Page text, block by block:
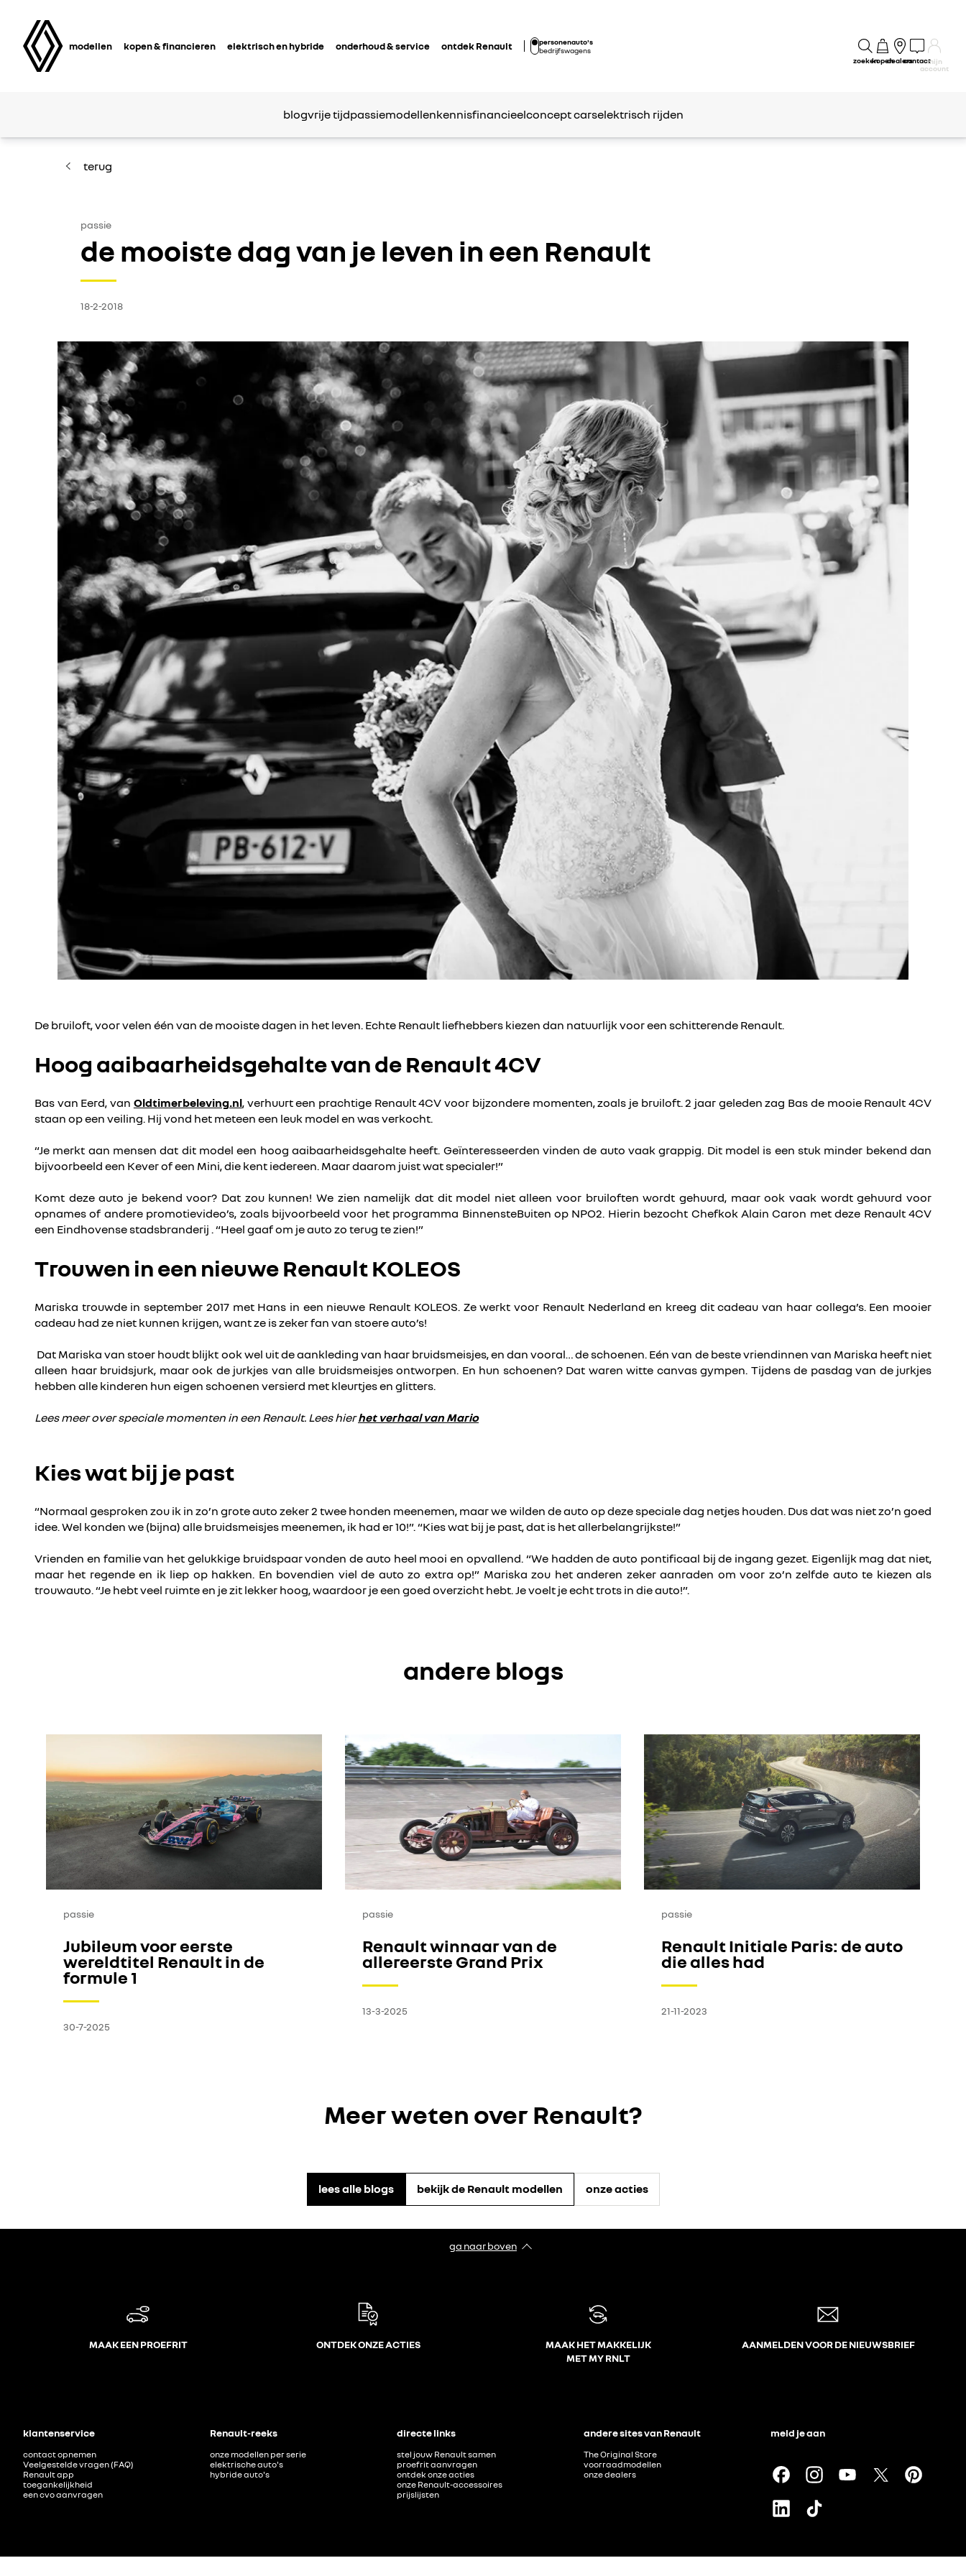
modellen kopen & financieren elektrisch en hybride onderhoud & service ontdek Renault
personenauto's
bedrijfswagens
zoekenkopendealerscontactmijn
account
blogvrije tijdpassiemodellenkennisfinancieelconcept carselektrisch rijden
terug
passie
de mooiste dag van je leven in een Renault
18-2-2018
De bruiloft, voor velen één van de mooiste dagen in het leven. Echte Renault liefhebbers kiezen dan natuurlijk voor een schitterende Renault.
Hoog aaibaarheidsgehalte van de Renault 4CV
Bas van Eerd, van Oldtimerbeleving.nl, verhuurt een prachtige Renault 4CV voor bijzondere momenten, zoals je bruiloft. 2 jaar geleden zag Bas de mooie Renault 4CV
staan op een veiling. Hij vond het meteen een leuk model en was verkocht.
“Je merkt aan mensen dat dit model een hoog aaibaarheidsgehalte heeft. Geïnteresseerden vinden de auto vaak grappig. Dit model is een stuk minder bekend dan
bijvoorbeeld een Kever of een Mini, die kent iedereen. Maar daarom juist wat specialer!”
Komt deze auto je bekend voor? Dat zou kunnen! We zien namelijk dat dit model niet alleen voor bruiloften wordt gehuurd, maar ook vaak wordt gehuurd voor
opnames of andere promotievideo’s, zoals bijvoorbeeld voor het programma BinnensteBuiten op NPO2. Hierin bezocht Chefkok Alain Caron met deze Renault 4CV
een Eindhovense stadsbranderij . “Heel gaaf om je auto zo terug te zien!”
Trouwen in een nieuwe Renault KOLEOS
Mariska trouwde in september 2017 met Hans in een nieuwe Renault KOLEOS. Ze werkt voor Renault Nederland en kreeg dit cadeau van haar collega’s. Een mooier
cadeau had ze niet kunnen krijgen, want ze is zeker fan van stoere auto’s!
Dat Mariska van stoer houdt blijkt ook wel uit de aankleding van haar bruidsmeisjes, en dan vooral… de schoenen. Eén van de beste vriendinnen van Mariska heeft niet
alleen haar bruidsjurk, maar ook de jurkjes van alle bruidsmeisjes ontworpen. En hun schoenen? Dat waren witte canvas gympen. Tijdens de pasdag van de jurkjes
hebben alle kinderen hun eigen schoenen versierd met kleurtjes en glitters.
Lees meer over speciale momenten in een Renault. Lees hierhet verhaal van Mario
Kies wat bij je past
“Normaal gesproken zou ik in zo’n grote auto zeker 2 twee honden meenemen, maar we wilden de auto op deze speciale dag netjes houden. Dus dat was niet zo’n goed
idee. Wel konden we (bijna) alle bruidsmeisjes meenemen, ik had er 10!”. “Kies wat bij je past, dat is het allerbelangrijkste!”
Vrienden en familie van het gelukkige bruidspaar vonden de auto heel mooi en opvallend. “We hadden de auto pontificaal bij de ingang gezet. Eigenlijk mag dat niet,
maar het regende en ik liep op hakken. En bovendien viel de auto zo extra op!” Mariska zou het anderen zeker aanraden om voor zo’n zelfde auto te kiezen als
trouwauto. “Je hebt veel ruimte en je zit lekker hoog, waardoor je een goed overzicht hebt. Je voelt je echt trots in die auto!”.
andere blogs
passie
Jubileum voor eerste
wereldtitel Renault in de
formule 1
30-7-2025
passie
Renault winnaar van de
allereerste Grand Prix
13-3-2025
passie
Renault Initiale Paris: de auto
die alles had
21-11-2023
Meer weten over Renault?
lees alle blogs bekijk de Renault modellen onze acties
ga naar boven
MAAK EEN PROEFRIT ONTDEK ONZE ACTIES
MAAK HET MAKKELIJK
MET MY RNLT
AANMELDEN VOOR DE NIEUWSBRIEF
klantenservice
contact opnemen
Veelgestelde vragen (FAQ)
Renault app
toegankelijkheid
een cvo aanvragen
Renault-reeks
onze modellen per serie
elektrische auto's
hybride auto's
directe links
stel jouw Renault samen
proefrit aanvragen
ontdek onze acties
onze Renault-accessoires
prijslijsten
andere sites van Renault
The Original Store
voorraadmodellen
onze dealers
meld je aan